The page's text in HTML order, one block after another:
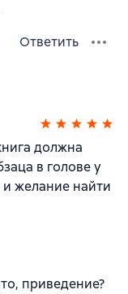
Ответить
должна
в голове у
желание найти
приведение?